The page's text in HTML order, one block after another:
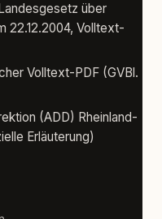
über
22.12.2004, Volltext-
Volltext-PDF (GVBl.
(ADD) Rheinland-
Erläuterung)